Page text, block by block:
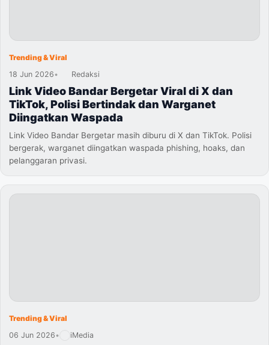
Trending & Viral
18 Jun 2026• Redaksi
Link Video Bandar Bergetar Viral di X dan
TikTok, Polisi Bertindak dan Warganet
Diingatkan Waspada
Link Video Bandar Bergetar masih diburu di X dan TikTok. Polisi
bergerak, warganet diingatkan waspada phishing, hoaks, dan
pelanggaran privasi.
Trending & Viral
06 Jun 2026• iMedia